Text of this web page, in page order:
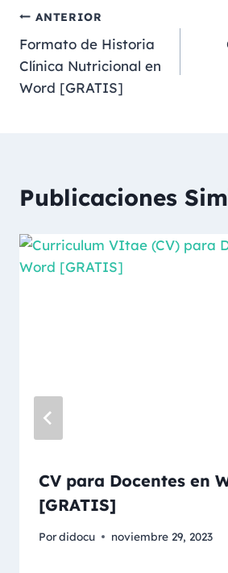
ANTERIOR
Formato de Historia
Clínica Nutricional en
Word [GRATIS]
Publicaciones
CV para Docentes en
[GRATIS]
Pordidocu noviembre 29, 2023